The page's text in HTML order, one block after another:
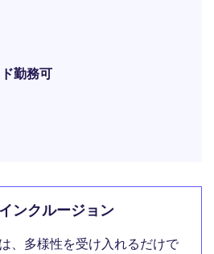
勤務可
ンクルージョン
、多様性を受け入れるだけで